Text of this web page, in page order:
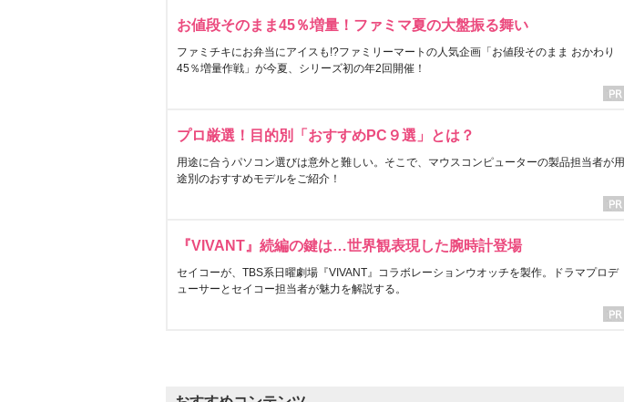
お値段そのまま45％増量！ファミマ夏の大盤振る舞い
ファミチキにお弁当にアイスも!?ファミリーマートの人気企画「お値段そのまま おかわり
45％増量作戦」が今夏、シリーズ初の年2回開催！
プロ厳選！目的別「おすすめPC９選」とは？
用途に合うパソコン選びは意外と難しい。そこで、マウスコンピューターの製品担当者が用
途別のおすすめモデルをご紹介！
『VIVANT』続編の鍵は…世界観表現した腕時計登場
セイコーが、TBS系日曜劇場『VIVANT』コラボレーションウオッチを製作。ドラマプロデ
ューサーとセイコー担当者が魅力を解説する。